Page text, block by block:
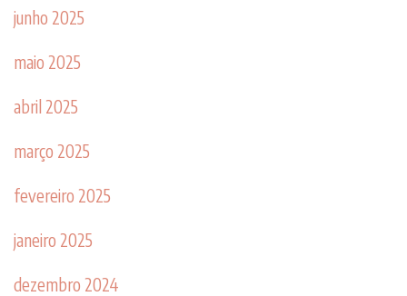
junho 2025
maio 2025
abril 2025
março 2025
fevereiro 2025
janeiro 2025
dezembro 2024